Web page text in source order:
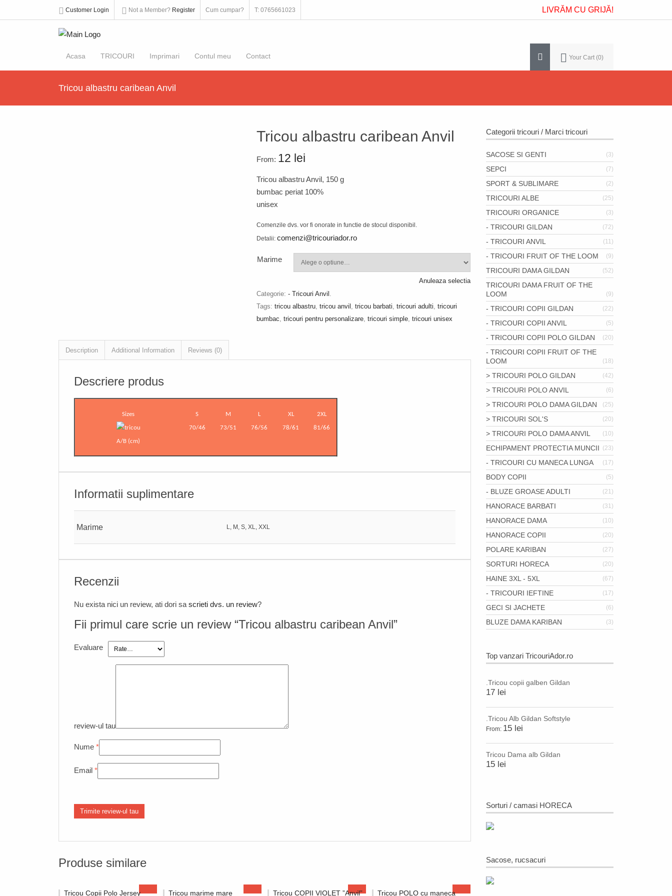
Customer Login Not a Member? Register Cum cumpar? T: 0765661023 LIVRĂM CU GRIJĂ!
Acasa TRICOURI Imprimari Contul meu Contact Your Cart 0
Tricou albastru caribean Anvil
Tricou albastru caribean Anvil
From: 12 lei
Tricou albastru Anvil, 150 g
bumbac periat 100%
unisex
Comenzile dvs. vor fi onorate in functie de stocul disponibil.
Detalii: comenzi@tricouriador.ro
Marime
Anuleaza selectia
Categorie: - Tricouri Anvil .
Tags: tricou albastru, tricou anvil , tricou barbati, tricouri adulti, tricouri
bumbac, tricouri pentru personalizare, tricouri simple, tricouri unisex
Description Additional Information Reviews (0)
Descriere produs
Sizes
A/B (cm)
S
70/46
M
73/51
L
76/56
XL
78/61
2XL
81/66
Informatii suplimentare
Marime L, M, S, XL, XXL
Recenzii
Nu exista nici un review, ati dori sa scrieti dvs. un review?
Fii primul care scrie un review “Tricou albastru caribean Anvil”
Evaluare
review-ul tau
Nume *
Email *
Produse similare
Tricou Copii Polo Jersey Tricou marime mare Tricou COPII VIOLET ”Anvil” Tricou POLO cu maneca
Categorii tricouri / Marci tricouri
SACOSE SI GENTI (3)
SEPCI (7)
SPORT & SUBLIMARE (2)
TRICOURI ALBE (25)
TRICOURI ORGANICE (3)
- TRICOURI GILDAN (72)
- TRICOURI ANVIL (11)
- TRICOURI FRUIT OF THE LOOM (9)
TRICOURI DAMA GILDAN (52)
TRICOURI DAMA FRUIT OF THE
LOOM
(9)
- TRICOURI COPII GILDAN (22)
- TRICOURI COPII ANVIL (5)
- TRICOURI COPII POLO GILDAN (20)
- TRICOURI COPII FRUIT OF THE
LOOM
(18)
> TRICOURI POLO GILDAN (42)
> TRICOURI POLO ANVIL (6)
> TRICOURI POLO DAMA GILDAN (25)
> TRICOURI SOL'S (20)
> TRICOURI POLO DAMA ANVIL (10)
ECHIPAMENT PROTECTIA MUNCII (23)
- TRICOURI CU MANECA LUNGA (17)
BODY COPII (5)
- BLUZE GROASE ADULTI (21)
HANORACE BARBATI (31)
HANORACE DAMA (10)
HANORACE COPII (20)
POLARE KARIBAN (27)
SORTURI HORECA (20)
HAINE 3XL - 5XL (67)
- TRICOURI IEFTINE (17)
GECI SI JACHETE (6)
BLUZE DAMA KARIBAN (3)
Top vanzari TricouriAdor.ro
.Tricou copii galben Gildan
17 lei
.Tricou Alb Gildan Softstyle
From: 15 lei
Tricou Dama alb Gildan
15 lei
Sorturi / camasi HORECA
Sacose, rucsacuri